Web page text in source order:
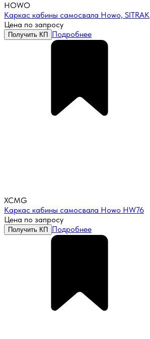
HOWO
Каркас кабины самосвала Howo, SITRAK
Цена по запросу
Получить КП Подробнее
XCMG
Каркас кабины самосвала Howo HW76
Цена по запросу
Получить КП Подробнее